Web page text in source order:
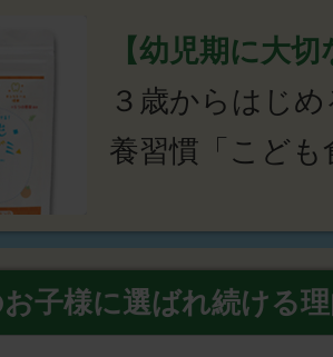
【幼児期に大
３歳からはじ
養習慣「こども
子様に選ばれ続ける